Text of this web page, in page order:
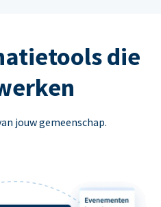
die
jouw gemeenschap.